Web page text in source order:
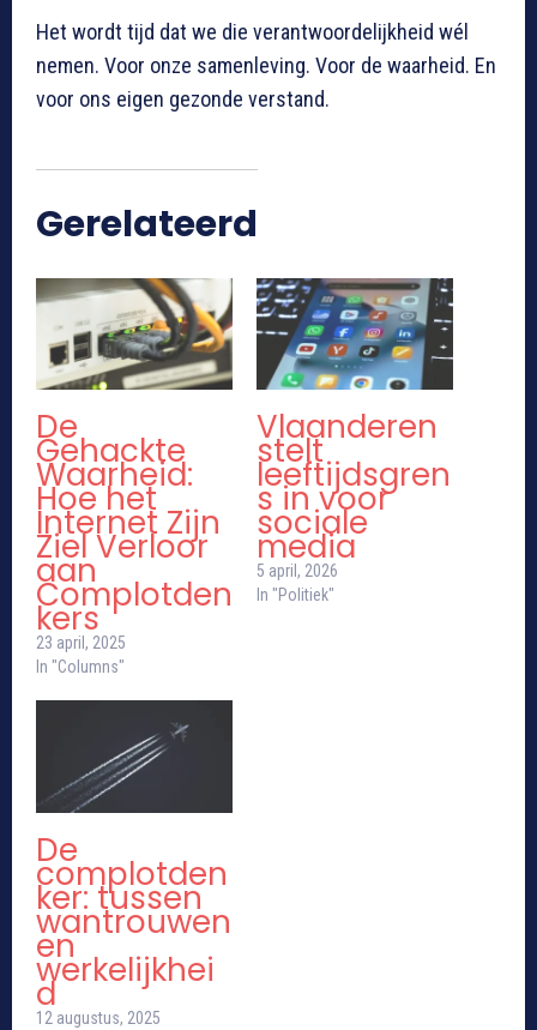
Het wordt tijd dat we die verantwoordelijkheid wél
nemen. Voor onze samenleving. Voor de waarheid. En
voor ons eigen gezonde verstand.
Gerelateerd
De
Gehackte
Waarheid:
Hoe het
Internet Zijn
Ziel Verloor
aan
Complotden
kers
23 april, 2025
In "Columns"
Vlaanderen
stelt
leeftijdsgren
s in voor
sociale
media
5 april, 2026
In "Politiek"
De
complotden
ker: tussen
wantrouwen
en
werkelijkhei
d
12 augustus, 2025